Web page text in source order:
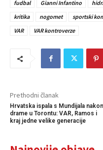
fudbal
Gianni Infantino
kritika
nogomet sportski
VAR
VAR kontroverze
Prethodni članak
Hrvatska ispala s Mundijala nakon
drame u Torontu: VAR, Ramos i
kraj jedne velike generacije